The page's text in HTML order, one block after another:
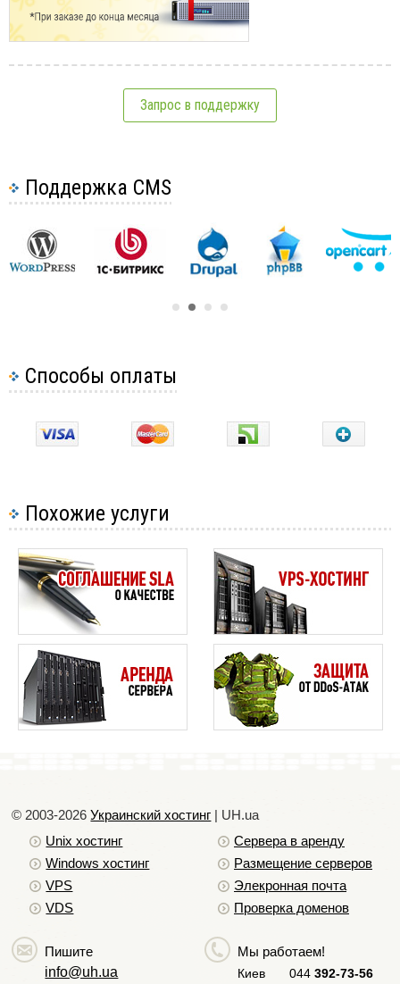
Запрос в поддержку
Поддержка CMS
Способы оплаты
Похожие услуги
© 2003-2026Украинский хостинг | UH.ua
Unix хостинг
Windows хостинг
VPS
VDS
Сервера в аренду
Размещение серверов
Элекронная почта
Проверка доменов
Пишите
info@uh.ua
Мы работаем!
Киев 044 392-73-56